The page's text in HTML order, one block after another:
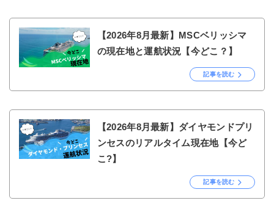
【2026年8月最新】MSCベリッシマ
の現在地と運航状況【今どこ？】
記事を読む
【2026年8月最新】ダイヤモンドプリ
ンセスのリアルタイム現在地【今ど
こ?】
記事を読む